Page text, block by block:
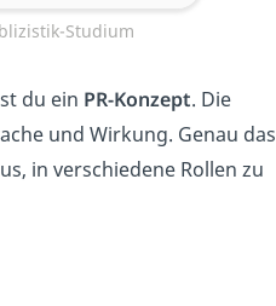
Studium
du ein PR-Konzept. Die
und Wirkung. Genau das
in verschiedene Rollen zu